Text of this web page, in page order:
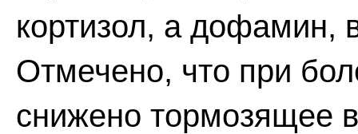
кортизол, а дофамин,
Отмечено, что при
снижено тормозящее